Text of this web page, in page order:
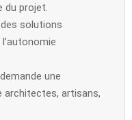
du projet.
solutions
une
architectes, artisans,